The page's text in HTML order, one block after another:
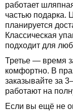
работает
частью подарка.
планируется
Классическая
подходит для
Третье — время
комфортно. В
заказывайте за
работают на
Если вы ещё не